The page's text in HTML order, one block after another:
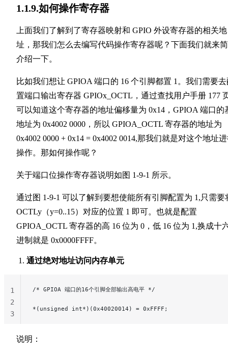
1.1.9.如何操作寄存器
上面我们了解到了寄存器映射和 GPIO 外设寄存器的相关地
址，那我们怎么去编写代码操作寄存器呢？下面我们就来
介绍一下。
比如我们想让 GPIOA 端口的 16 个引脚都置 1。我们需要
置端口输出寄存器 GPIOx_OCTL，通过查找用户手册 177
可以知道这个寄存器的地址偏移量为 0x14，GPIOA 端口的
地址为 0x4002 0000，所以 GPIOA_OCTL 寄存器的地址为
0x4002 0000 + 0x14 = 0x4002 0014,那我们就是对这个地址
操作。那如何操作呢？
关于端口位操作寄存器说明如图 1-9-1 所示。
通过图 1-9-1 可以了解到要想使能所有引脚配置为 1,只需要
OCTLy（y=0..15）对应的位置 1 即可。也就是配置
GPIOA_OCTL 寄存器的高 16 位为 0，低 16 位为 1,换成十
进制就是 0x0000FFFF。
通过绝对地址访问内存单元
/* GPIOA 端口的16个引脚全部输出高电平 */
*(unsigned int*)(0x40020014) = 0xFFFF;
1
2
3
说明：